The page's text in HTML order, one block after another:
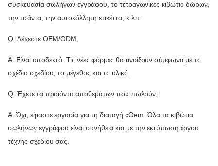
συσκευασία σωλήνων εγγράφου, το τετραγωνικές κιβώτιο δώρων,
την τσάντα, την αυτοκόλλητη ετικέττα, κ.λπ.
Q: Δέχεστε OEM/ODM;
Α: Είναι αποδεκτό. Τις νέες φόρμες θα ανοίξουν σύμφωνα με το
σχέδιο σχεδίου, το μέγεθος και το υλικό.
Q: Έχετε τα προϊόντα αποθεμάτων που πωλούν;
Α: Όχι, είμαστε εργασία για τη διαταγή cOem. Όλα τα κιβώτια
σωλήνων εγγράφου είναι συνήθεια και με την εκτύπωση έργου
τέχνης σχεδίου σας.